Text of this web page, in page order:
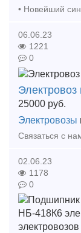
06.06.23
1221
0
25000 руб.
Электровозы
02.06.23
1178
0